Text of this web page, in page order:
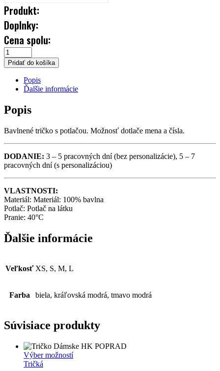
Produkt:
Doplnky:
Cena spolu:
TRIČKO
DÁMSKE
KAMZICI
Pridať do košíka
Popis
Ďalšie informácie
Popis
Bavlnené tričko s potlačou. Možnosť dotlače mena a čísla.
DODANIE: 3 – 5 pracovných dní (bez personalizácie), 5 – 7
pracovných dní (s personalizáciou)
VLASTNOSTI:
Materiál: Materiál: 100% bavlna
Potlač: Potlač na látku
Pranie: 40°C
Ďalšie informácie
Veľkosť XS, S, M, L
Farba biela, kráľovská modrá, tmavo modrá
Súvisiace produkty
Výber možnostíTento
Tričká